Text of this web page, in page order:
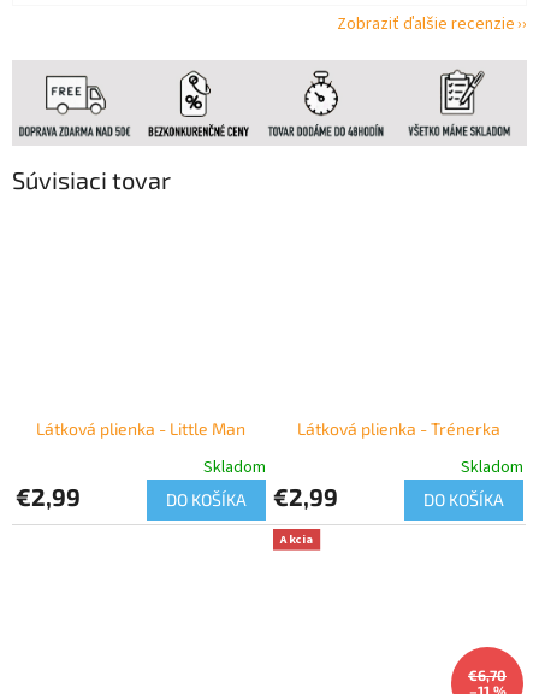
Súvisiaci tovar
Látková plienka - Little Man
Skladom
€2,99 DO KOŠÍKA
Látková plienka - Trénerka
Skladom
€2,99 DO KOŠÍKA
Akcia
€6,70
–11 %
Zobraziť ďalšie recenzie